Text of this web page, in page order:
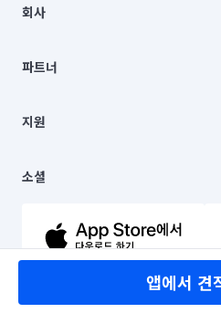
앱에서 견
00019 |
주소 | 본사: 서울특별시 종로구 율곡로
컨택센터 : 서울특별시 종로구 수송동
상품, 상품정보, 거래에 관한 의무와 책
언론 보도 관련 문의:
© 유한회사 미소. Miso, Inc. All Rights
회사
채용
파트너
이사
지원
이용약관
문의하기
소셜
유튜브